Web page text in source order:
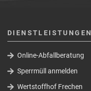
DIENSTLEISTUNGEN
Online-Abfallberatung
Sperrmüll anmelden
Wertstoffhof Frechen